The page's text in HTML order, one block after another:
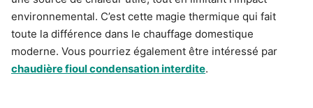
environnemental. C’est cette magie thermique qui fait
toute la différence dans le chauffage domestique
moderne. Vous pourriez également être intéressé par
chaudière fioul condensation interdite.